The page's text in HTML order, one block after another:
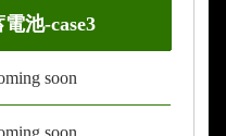
池-case3
soon
soon